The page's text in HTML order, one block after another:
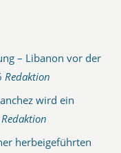
– Libanon vor der
Redaktion
wird ein
Redaktion
herbeigeführten